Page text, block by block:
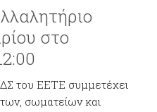
στο
του ΕΕΤΕ συμμετέχει
σωματείων και